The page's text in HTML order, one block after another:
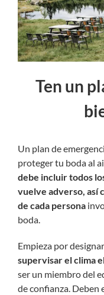
Ten un
Un plan de
proteger tu boda al
debe incluir todos
vuelve adverso, así
de cada persona
boda.
Empieza por
supervisar el clima
ser un miembro del
de confianza. Deben